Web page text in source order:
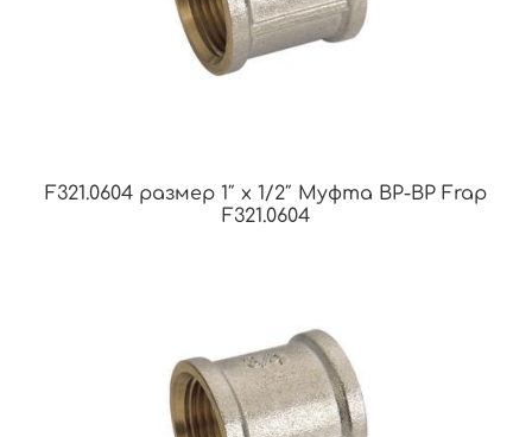
F321.0604 размер 1″ x 1/2″ Муфта ВР-ВР Frap
F321.0604